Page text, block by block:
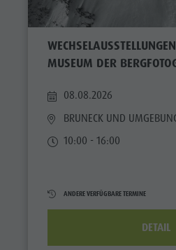
MUSEUM DER
08.08.2026
BRUNECK UND
10:00 - 16:00
ANDERE VERFÜGBARE TERMINE
DETAIL